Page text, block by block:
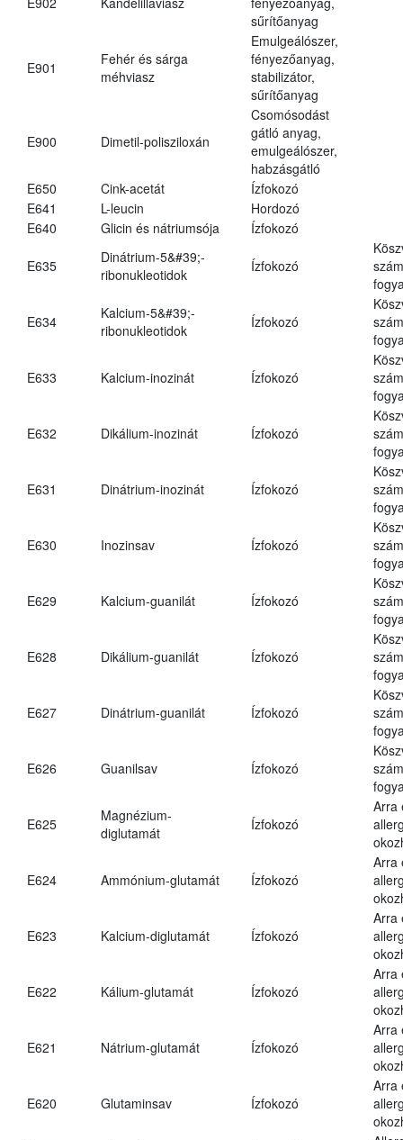
sűrítőanyag
E901
Fehér és sárga
méhviasz
Emulgeálószer,
fényezőanyag,
stabilizátor,
sűrítőanyag
E900 Dimetil-polisziloxán
Csomósodást
gátló anyag,
emulgeálószer,
habzásgátló
E650
Cink-acetát
Ízfokozó
E641
L-leucin
Hordozó
E640
Glicin és nátriumsója Ízfokozó
E635
Dinátrium-5&#39;-
ribonukleotidok
Ízfokozó
E634
Kalcium-5&#39;-
ribonukleotidok
Ízfokozó
E633 Kalcium-inozinát Ízfokozó
E632 Dikálium-inozinát Ízfokozó
E631 Dinátrium-inozinát Ízfokozó
E630 Inozinsav Ízfokozó
E629 Kalcium-guanilát Ízfokozó
E628 Dikálium-guanilát Ízfokozó
E627 Dinátrium-guanilát Ízfokozó
E626 Guanilsav Ízfokozó
E625
Magnézium-
diglutamát
Ízfokozó
Arra
E624 Ammónium-glutamát Ízfokozó
Arra
E623 Kalcium-diglutamát Ízfokozó
Arra
E622 Kálium-glutamát Ízfokozó
Arra
E621 Nátrium-glutamát Ízfokozó
Arra
E620 Glutaminsav Ízfokozó
Arra